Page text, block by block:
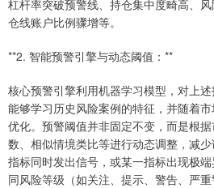
杠杆率突破预警线、持仓集中度畸高、
仓线账户比例骤增等。
**2. 智能预警引擎与动态阈值：**
核心预警引擎利用机器学习模型，对上
能够学习历史风险案例的特征，并随着
优化。预警阈值并非固定不变，而是根
数、相似情境类比等进行动态调整，减
指标同时发出信号，或某一指标出现极
同风险等级（如关注、提示、警告、严